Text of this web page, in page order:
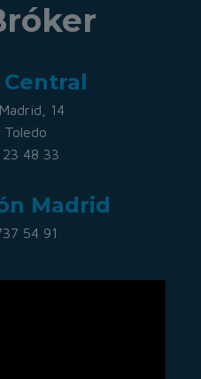
14
48 33
Madrid
54 91